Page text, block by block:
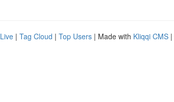
Live | Tag Cloud | Top Users | Made with Kliqqi CMS |